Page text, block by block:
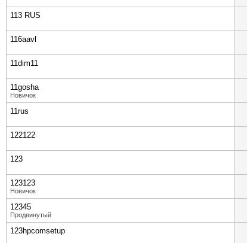
113 RUS
116aavl
11dim11
11gosha
Новичок
11rus
122122
123
123123
Новичок
12345
Продвинутый
123hpcomsetup